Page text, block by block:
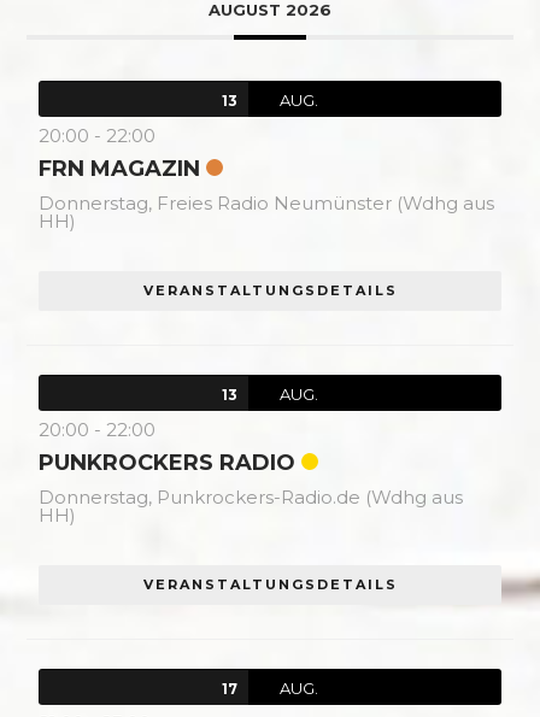
AUGUST 2026
13 AUG.
20:00 - 22:00
FRN MAGAZIN
Donnerstag, Freies Radio Neumünster (Wdhg aus
HH)
VERANSTALTUNGSDETAILS
13 AUG.
20:00 - 22:00
PUNKROCKERS RADIO
Donnerstag, Punkrockers-Radio.de (Wdhg aus
HH)
VERANSTALTUNGSDETAILS
17 AUG.